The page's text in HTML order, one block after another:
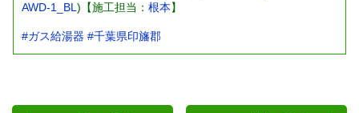
AWD-1_BL)【施工担当： 根本】
#ガス給湯器 #千葉県印旛郡